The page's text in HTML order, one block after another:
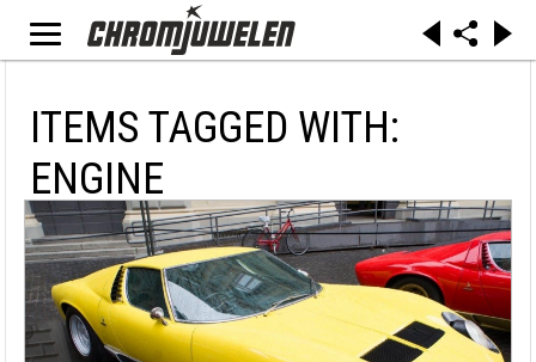
ITEMS TAGGED WITH:
ENGINE